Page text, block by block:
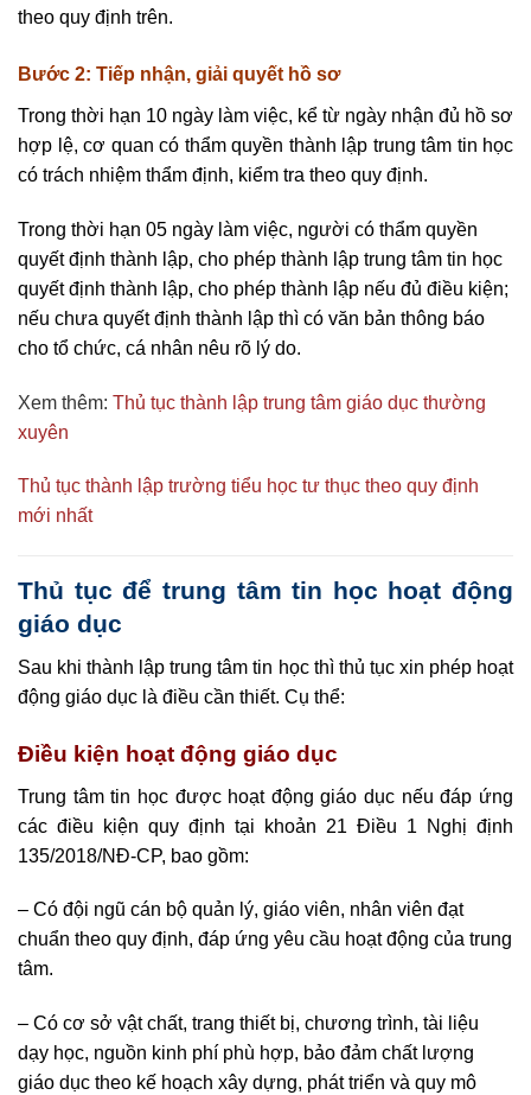
theo quy định trên.
Bước 2: Tiếp nhận, giải quyết hồ sơ
Trong thời hạn 10 ngày làm việc, kể từ ngày nhận đủ hồ sơ
hợp lệ, cơ quan có thẩm quyền thành lập trung tâm tin học
có trách nhiệm thẩm định, kiểm tra theo quy định.
Trong thời hạn 05 ngày làm việc, người có thẩm quyền
quyết định thành lập, cho phép thành lập trung tâm tin học
quyết định thành lập, cho phép thành lập nếu đủ điều kiện;
nếu chưa quyết định thành lập thì có văn bản thông báo
cho tổ chức, cá nhân nêu rõ lý do.
Xem thêm: Thủ tục thành lập trung tâm giáo dục thường
xuyên
Thủ tục thành lập trường tiểu học tư thục theo quy định
mới nhất
Thủ tục để trung tâm tin học hoạt động
giáo dục
Sau khi thành lập trung tâm tin học thì thủ tục xin phép hoạt
động giáo dục là điều cần thiết. Cụ thể:
Điều kiện hoạt động giáo dục
Trung tâm tin học được hoạt động giáo dục nếu đáp ứng
các điều kiện quy định tại khoản 21 Điều 1
Nghị định
135/2018/NĐ-CP, bao gồm:
– Có đội ngũ cán bộ quản lý, giáo viên, nhân viên đạt
chuẩn theo quy định, đáp ứng yêu cầu hoạt động của trung
tâm.
– Có cơ sở vật chất, trang thiết bị, chương trình, tài liệu
dạy học, nguồn kinh phí phù hợp, bảo đảm chất lượng
giáo dục theo kế hoạch xây dựng, phát triển và quy mô